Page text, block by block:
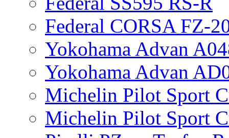
Federal CORSA FZ-
Yokohama Advan
Yokohama Advan
Michelin Pilot Sport
Michelin Pilot Sport